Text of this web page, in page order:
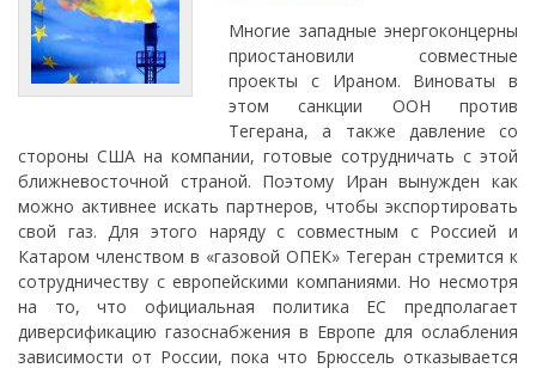
Многие западные энергоконцерны
приостановили совместные
проекты с Ираном. Виноваты в
этом санкции ООН против
Тегерана, а также давление со
стороны США на компании, готовые сотрудничать с этой
ближневосточной страной. Поэтому Иран вынужден как
можно активнее искать партнеров, чтобы экспортировать
свой газ. Для этого наряду с совместным с Россией и
Катаром членством в «газовой ОПЕК» Тегеран стремится к
сотрудничеству с европейскими компаниями. Но несмотря
на то, что официальная политика ЕС предполагает
диверсификацию газоснабжения в Европе для ослабления
зависимости от России, пока что Брюссель отказывается